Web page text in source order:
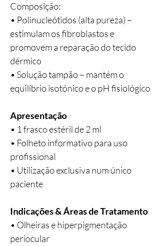
Composição:
• Polinucleótidos (alta pureza) –
estimulam os fibroblastos e
promovem a reparação do tecido
dérmico
• Solução tampão – mantém o
equilíbrio isotónico e o pH fisiológico
Apresentação
• 1 frasco estéril de 2 ml
• Folheto informativo para uso
profissional
• Utilização exclusiva num único
paciente
Indicações & Áreas de Tratamento
• Olheiras e hiperpigmentação
periocular